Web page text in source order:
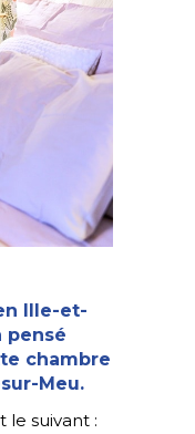
Ille-et-
pensé
chambre
Meu.
le suivant :